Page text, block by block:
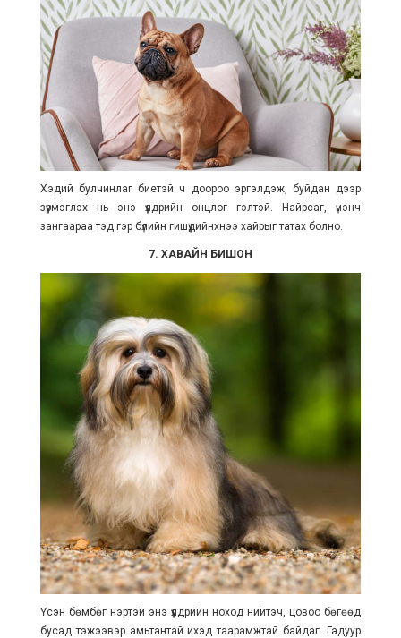
Хэдий булчинлаг биетэй ч доороо эргэлдэж, буйдан дээр
зүүрмэглэх нь энэ үүлдрийн онцлог гэлтэй. Найрсаг, үнэнч
зангаараа тэд гэр бүлийн гишүүдийнхнээ хайрыг татах болно.
7. ХАВАЙН БИШОН
Үсэн бөмбөг нэртэй энэ үүлдрийн ноход нийтэч, цовоо бөгөөд
бусад тэжээвэр амьтантай ихэд таарамжтай байдаг. Гадуур